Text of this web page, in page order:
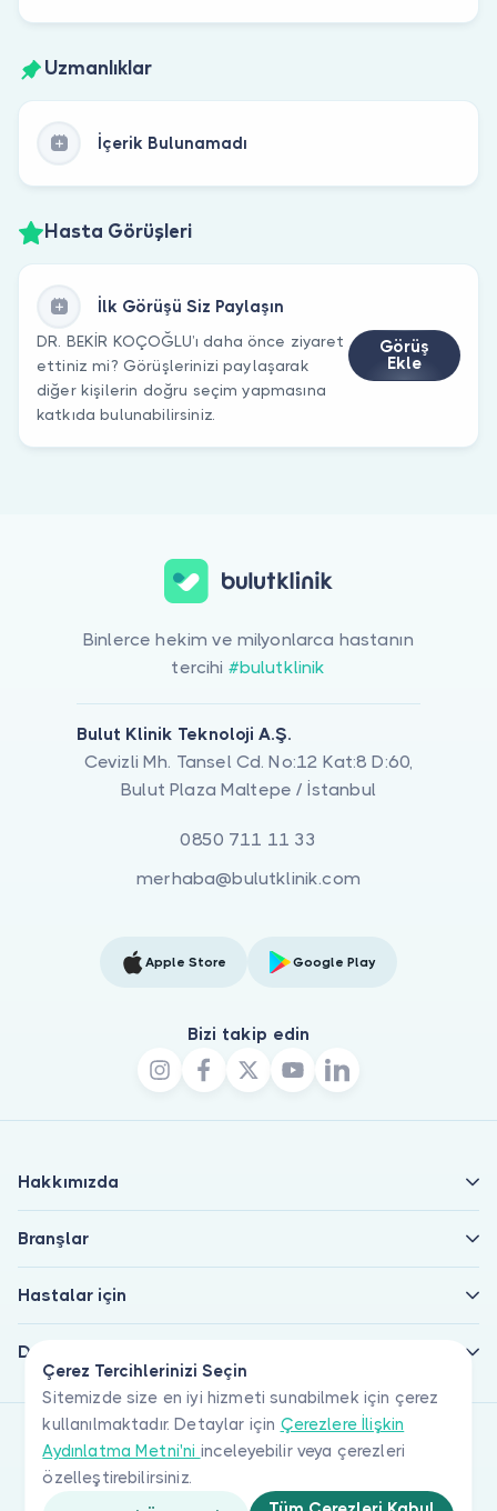
Uzmanlıklar
İçerik Bulunamadı
Hasta Görüşleri
İlk Görüşü Siz Paylaşın
DR. BEKİR KOÇOĞLU’ı daha önce ziyaret
ettiniz mi? Görüşlerinizi paylaşarak
diğer kişilerin doğru seçim yapmasına
katkıda bulunabilirsiniz.
Görüş
Ekle
Çerez Tercihlerinizi Seçin
Sitemizde size en iyi hizmeti sunabilmek için çerez
kullanılmaktadır. Detaylar için Çerezlere İlişkin
Aydınlatma Metni'ni inceleyebilir veya çerezleri
özelleştirebilirsiniz.
Binlerce hekim ve milyonlarca hastanın
tercihi #bulutklinik
Bulut Klinik Teknoloji A.Ş.
Cevizli Mh. Tansel Cd. No:12 Kat:8 D:60,
Bulut Plaza Maltepe / İstanbul
0850 711 11 33
merhaba@bulutklinik.com
Apple Store Google Play
Bizi takip edin
Hakkımızda
Branşlar
Hastalar için
Doktorlar için